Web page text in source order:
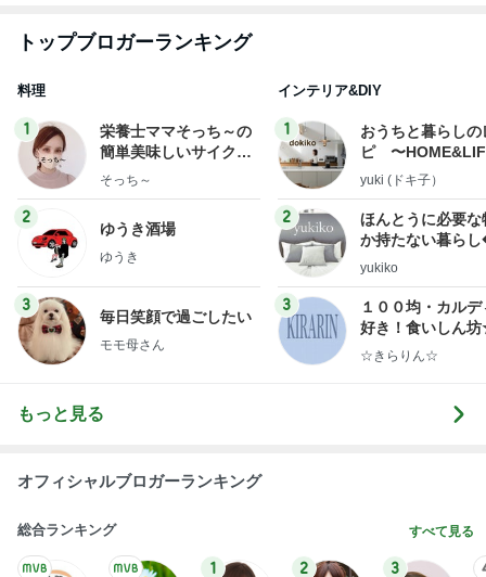
トップブロガーランキング
料理
1
栄養士ママそっち～の
簡単美味しいサイクル
献立
そっち～
2
ゆうき酒場
ゆうき
3
毎日笑顔で過ごしたい
モモ母さん
インテリア&DIY
1
おうちと暮らしの
ピ 〜
yuki (ドキ子）
2
ほんとうに必要な
か持たない暮ら
ep Life Simple◆
yukiko
3
１００均・カルデ
好き！食いしん
らりん☆のブログ
☆きらりん☆
もっと見る
オフィシャルブロガーランキング
総合ランキング すべて見る
1 2 3